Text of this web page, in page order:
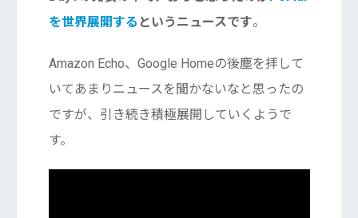
を世界展開する というニュースです。
Amazon Echo、Google Homeの後塵を拝して
いてあまりニュースを聞かないなと思ったの
ですが、引き続き積極展開していくようで
す。